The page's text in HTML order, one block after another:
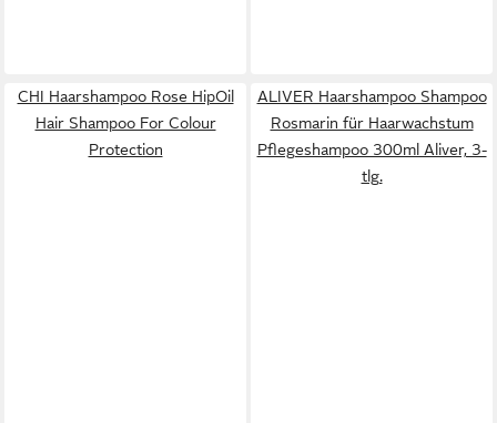
CHI Haarshampoo Rose HipOil
Hair Shampoo For Colour
Protection
ALIVER Haarshampoo Shampoo
Rosmarin für Haarwachstum
Pflegeshampoo 300ml Aliver, 3-
tlg.